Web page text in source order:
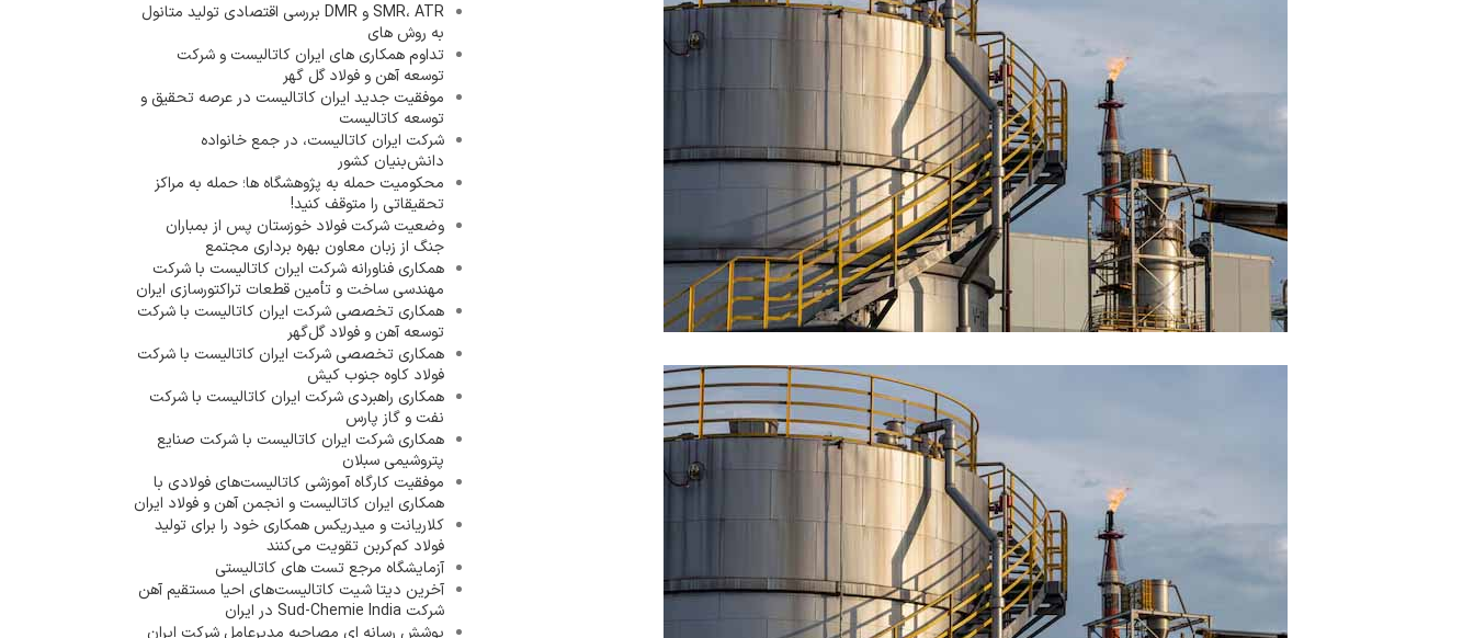
SMR، ATR و DMR بررسی اقتصادی تولید متانول
به روش های
تداوم همکاری های ایران کاتالیست و شرکت
توسعه آهن و فولاد گل گهر
موفقیت جدید ایران کاتالیست در عرصه تحقیق و
توسعه کاتالیست
شرکت ایران کاتالیست، در جمع خانواده
دانش‌بنیان کشور
محکومیت حمله به پژوهشگاه ها؛ حمله به مراکز
تحقیقاتی را متوقف کنید!
وضعیت شرکت فولاد خوزستان پس از بمباران
جنگ از زبان معاون بهره برداری مجتمع
همکاری فناورانه شرکت ایران کاتالیست با شرکت
مهندسی ساخت و تأمین قطعات تراکتورسازی ایران
همکاری تخصصی شرکت ایران کاتالیست با شرکت
توسعه آهن و فولاد گل‌گهر
همکاری تخصصی شرکت ایران کاتالیست با شرکت
فولاد کاوه جنوب کیش
همکاری راهبردی شرکت ایران کاتالیست با شرکت
نفت و گاز پارس
همکاری شرکت ایران کاتالیست با شرکت صنایع
پتروشیمی سبلان
موفقیت کارگاه آموزشی کاتالیست‌های فولادی با
همکاری ایران کاتالیست و انجمن آهن و فولاد ایران
کلاریانت و میدریکس همکاری خود را برای تولید
فولاد کم‌کربن تقویت می‌کنند
آزمایشگاه مرجع تست های کاتالیستی
آخرین دیتا شیت کاتالیست‌های احیا مستقیم آهن
شرکت Sud-Chemie India در ایران
پوشش رسانه ای مصاحبه مدیرعامل شرکت ایران